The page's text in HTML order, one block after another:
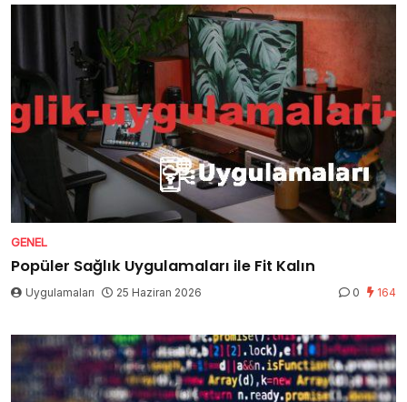
GENEL
Popüler Sağlık Uygulamaları ile Fit Kalın
Uygulamaları 25 Haziran 2026 0 164